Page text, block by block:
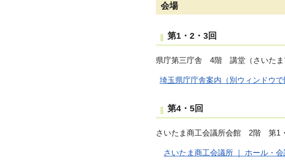
会場
第1・2・3回
県庁第三庁舎 4階 講堂（さいたま
埼玉県庁庁舎案内（別ウィンドウで
第4・5回
さいたま商工会議所会館 2階 第1・
さいたま商工会議所 ｜ ホール・